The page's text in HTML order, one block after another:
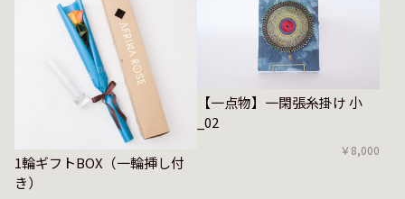
1輪ギフトBOX（一輪挿し付
き）
【一点物】一閑張糸掛け 小
_02
￥8,000